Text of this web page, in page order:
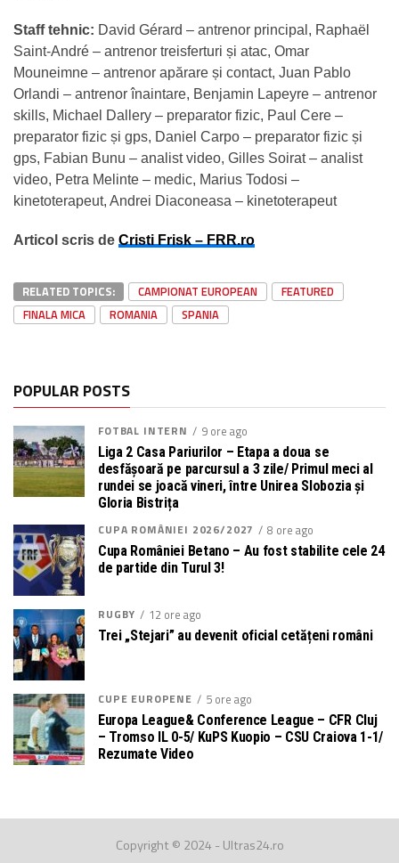
Staff tehnic: David Gérard – antrenor principal, Raphaël
Saint-André – antrenor treisferturi și atac, Omar
Mouneimne – antrenor apărare și contact, Juan Pablo
Orlandi – antrenor înaintare, Benjamin Lapeyre – antrenor
skills, Michael Dallery – preparator fizic, Paul Cere –
preparator fizic și gps, Daniel Carpo – preparator fizic și
gps, Fabian Bunu – analist video, Gilles Soirat – analist
video, Petra Melinte – medic, Marius Todosi –
kinetoterapeut, Andrei Diaconeasa – kinetoterapeut
Articol scris de Cristi Frisk – FRR.ro
RELATED TOPICS: CAMPIONAT EUROPEAN
FEATURED
FINALA MICA
ROMANIA SPANIA
POPULAR POSTS
FOTBAL INTERN 9 ore ago
Liga 2 Casa Pariurilor – Etapa a doua se
desfășoară pe parcursul a 3 zile/ Primul meci al
rundei se joacă vineri, între Unirea Slobozia și
Gloria Bistrița
CUPA ROMÂNIEI 2026/2027
8 ore ago
Cupa României Betano – Au fost stabilite cele 24
de partide din Turul 3!
RUGBY 12 ore ago
Trei „Stejari” au devenit oficial cetățeni români
CUPE EUROPENE 5 ore ago
Europa League& Conference League – CFR Cluj
– Tromso IL 0-5/ KuPS Kuopio – CSU Craiova 1-1/
Rezumate Video
Copyright © 2024 - Ultras24.ro